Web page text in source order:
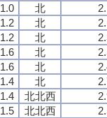
1.0 北
1.2 北
1.2 北
1.6 北
1.6 北
1.4 北
1.4 北北西
1.5 北北西